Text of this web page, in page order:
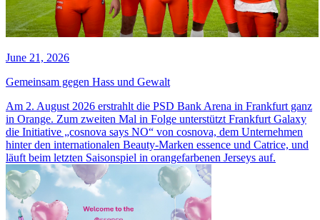
June 21, 2026
Gemeinsam gegen Hass und Gewalt
Am 2. August 2026 erstrahlt die PSD Bank Arena in Frankfurt ganz
in Orange. Zum zweiten Mal in Folge unterstützt Frankfurt Galaxy
die Initiative „cosnova says NO“ von cosnova, dem Unternehmen
hinter den internationalen Beauty-Marken essence und Catrice, und
läuft beim letzten Saisonspiel in orangefarbenen Jerseys auf.